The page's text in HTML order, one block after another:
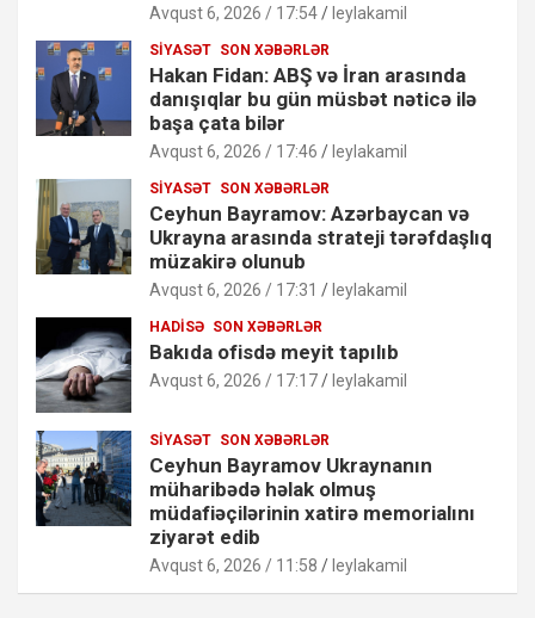
Avqust 6, 2026 / 17:54 leylakamil
SIYASƏT SON XƏBƏRLƏR
Hakan Fidan: ABŞ və İran arasında
danışıqlar bu gün müsbət nəticə ilə
başa çata bilər
Avqust 6, 2026 / 17:46 leylakamil
SIYASƏT SON XƏBƏRLƏR
Ceyhun Bayramov: Azərbaycan və
Ukrayna arasında strateji tərəfdaşlıq
müzakirə olunub
Avqust 6, 2026 / 17:31 leylakamil
HADISƏ SON XƏBƏRLƏR
Bakıda ofisdə meyit tapılıb
Avqust 6, 2026 / 17:17 leylakamil
SIYASƏT SON XƏBƏRLƏR
Ceyhun Bayramov Ukraynanın
müharibədə həlak olmuş
müdafiəçilərinin xatirə memorialını
ziyarət edib
Avqust 6, 2026 / 11:58 leylakamil